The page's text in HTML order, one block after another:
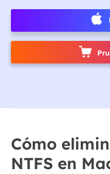
Cómo
NTFS en